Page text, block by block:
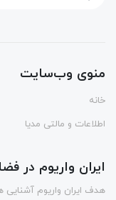
منوی وب‌سایت
خانه
اطلاعات و مالتی مدیا
ایران واریوم در
هدف ایران واریوم آشنایی